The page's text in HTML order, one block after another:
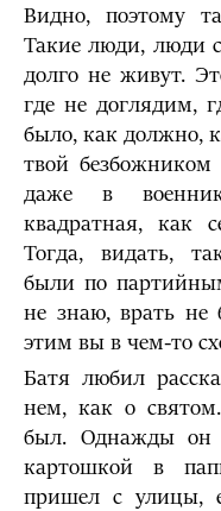
Видно, поэтому
Такие люди, люди
долго не живут.
где не доглядим,
было, как должно,
твой
даже в
квадратная, как
Тогда, видать,
были по
не знаю, врать не
этим вы в чем-то
Батя любил
нем, как о
был. Однажды он
картошкой в
пришел с улицы,